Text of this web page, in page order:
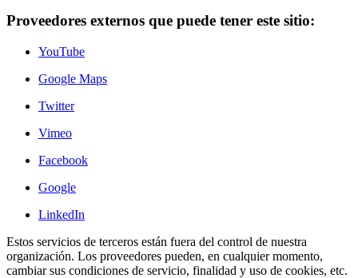
Proveedores externos que puede tener este sitio:
YouTube
Google Maps
Twitter
Vimeo
Facebook
Google
LinkedIn
Estos servicios de terceros están fuera del control de nuestra
organización. Los proveedores pueden, en cualquier momento,
cambiar sus condiciones de servicio, finalidad y uso de cookies, etc.